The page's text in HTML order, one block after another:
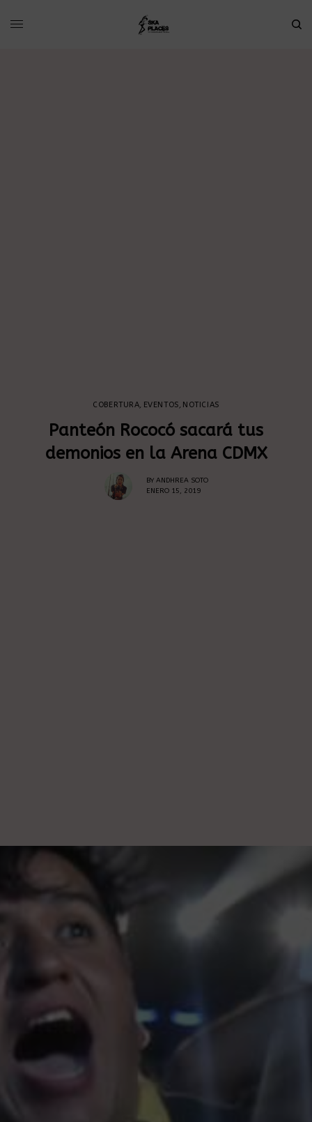
COBERTURA EVENTOS NOTICIAS
Panteón Rococó sacará tus
demonios en la Arena CDMX
BY ANDHREA SOTO
ENERO 15, 2019